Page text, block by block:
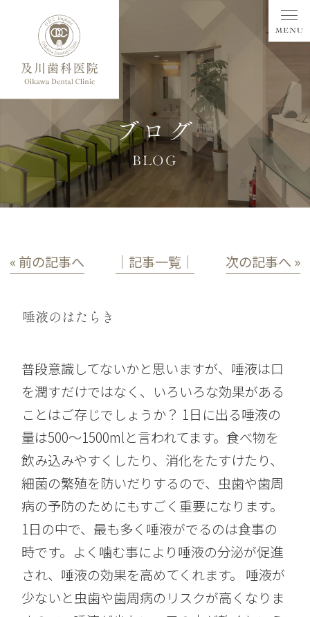
ブログ
BLOG
« 前の記事へ │記事一覧│ 次の記事へ »
唾液のはたらき
普段意識してないかと思いますが、唾液は口
を潤すだけではなく、いろいろな効果がある
ことはご存じでしょうか？ 1日に出る唾液の
量は500〜1500mlと言われてます。食べ物を
飲み込みやすくしたり、消化をたすけたり、
細菌の繁殖を防いだりするので、虫歯や歯周
病の予防のためにもすごく重要になります。
1日の中で、最も多く唾液がでるのは食事の
時です。よく噛む事により唾液の分泌が促進
され、唾液の効果を高めてくれます。 唾液が
少ないと虫歯や歯周病のリスクが高くなりま